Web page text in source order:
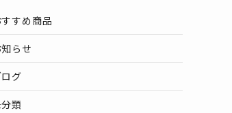
すすめ商品
知らせ
グ
類